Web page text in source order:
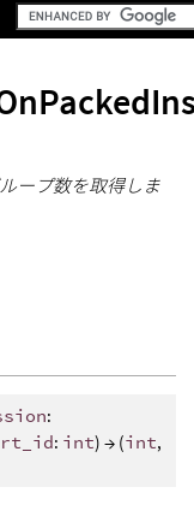
ープ数を取得しま
:
: int) → (int,